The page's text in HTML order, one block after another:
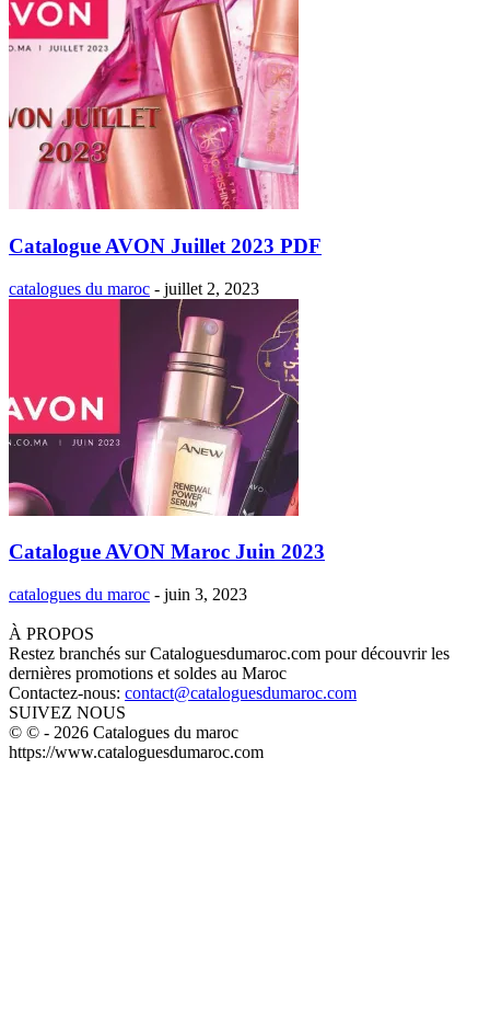
Catalogue AVON Juillet 2023 PDF
catalogues du maroc - juillet 2, 2023
Catalogue AVON Maroc Juin 2023
catalogues du maroc - juin 3, 2023
À PROPOS
Restez branchés sur Cataloguesdumaroc.com pour découvrir les
dernières promotions et soldes au Maroc
Contactez-nous: contact@cataloguesdumaroc.com
SUIVEZ NOUS
© © - 2026 Catalogues du maroc
https://www.cataloguesdumaroc.com